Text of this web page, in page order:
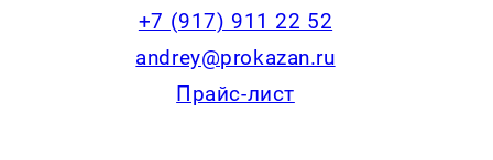
+7 (917) 911 22 52
andrey@prokazan.ru
Прайс-лист